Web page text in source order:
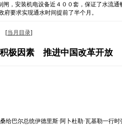
，安装机电设备近４００套，保证了水流通
要求实现通水时间提前了半个月。
当月目录]
极因素 推进中国改革开放
巴尔总统伊德里斯·阿卜杜勒·瓦基勒一行